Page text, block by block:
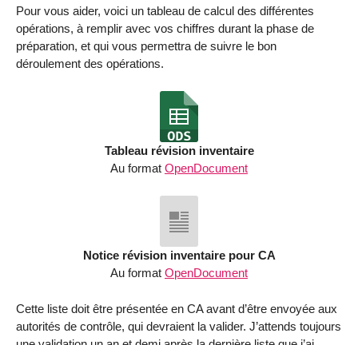
Pour vous aider, voici un tableau de calcul des différentes
opérations, à remplir avec vos chiffres durant la phase de
préparation, et qui vous permettra de suivre le bon
déroulement des opérations.
Tableau révision inventaire
Au format OpenDocument
Notice révision inventaire pour CA
Au format OpenDocument
Cette liste doit être présentée en CA avant d’être envoyée aux
autorités de contrôle, qui devraient la valider. J’attends toujours